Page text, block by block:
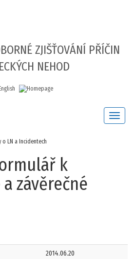
ZJIŠŤOVÁNÍ PŘÍČIN
NEHOD
English
o LN a Incidentech
k
závěrečné
2014.06.20